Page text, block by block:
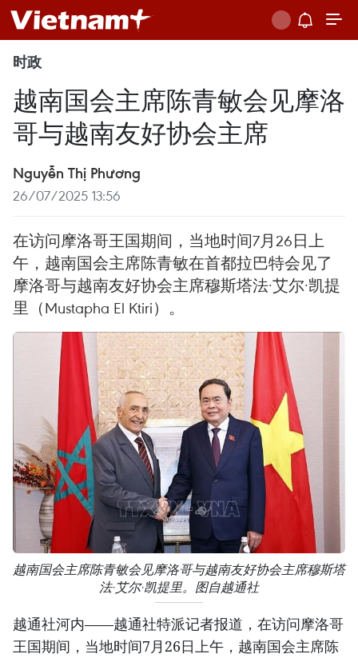
时政
越南国会主席陈青敏会见摩洛
哥与越南友好协会主席
Nguyễn Thị Phương
26/07/2025 13:56
在访问摩洛哥王国期间，当地时间7月26日上
午，越南国会主席陈青敏在首都拉巴特会见了
摩洛哥与越南友好协会主席穆斯塔法·艾尔·凯提
里（Mustapha El Ktiri）。
越南国会主席陈青敏会见摩洛哥与越南友好协会主席穆斯塔
法·艾尔·凯提里。图自越通社
越通社河内——越通社特派记者报道，在访问摩洛哥
王国期间，当地时间7月26日上午，越南国会主席陈